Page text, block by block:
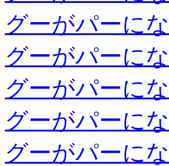
グーがパーに
グーがパーに
グーがパーに
グーがパーに
グーがパーに